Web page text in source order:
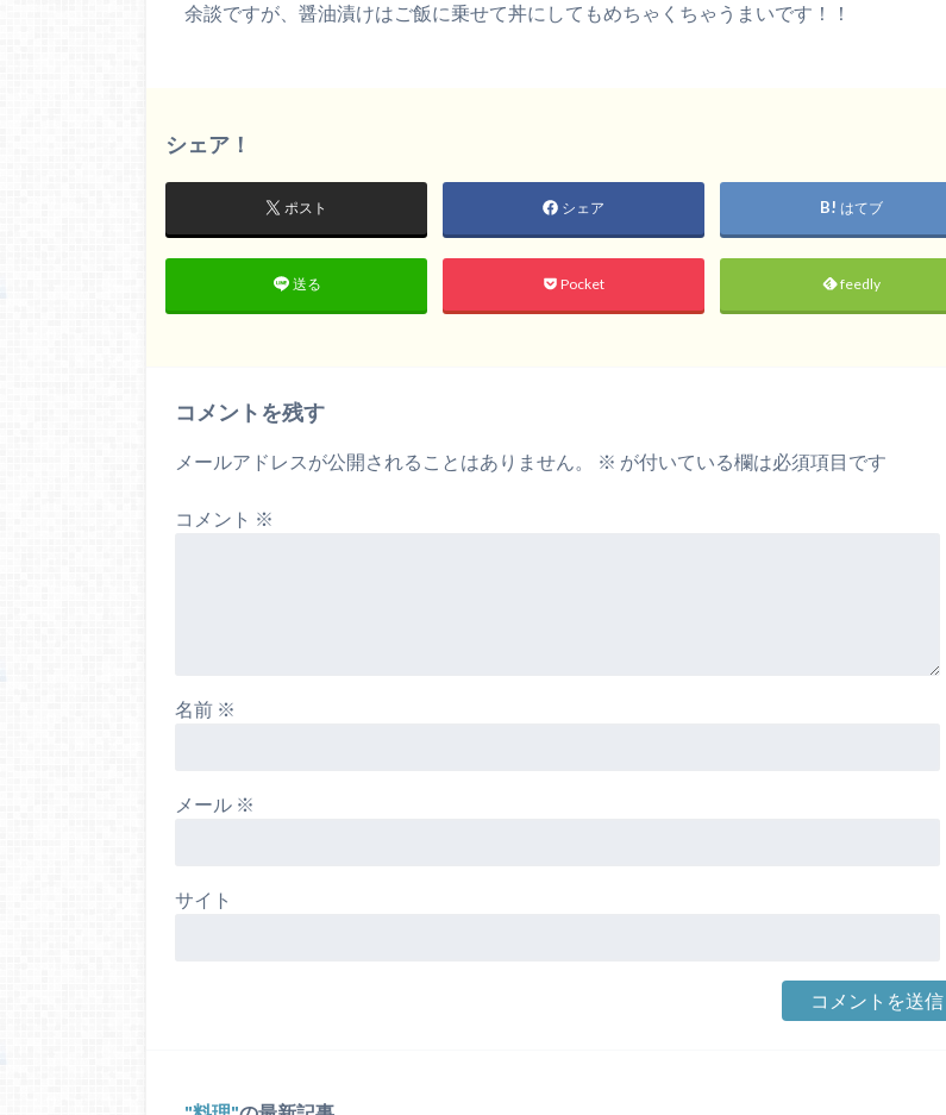
余談ですが、醤油漬けはご飯に乗せて丼にしてもめちゃくちゃうまいです！！
シェア！
ポスト シェア はてブ
送る Pocket feedly
コメントを残す
メールアドレスが公開されることはありません。 ※ が付いている欄は必須項目です
コメント ※
名前 ※
メール ※
サイト